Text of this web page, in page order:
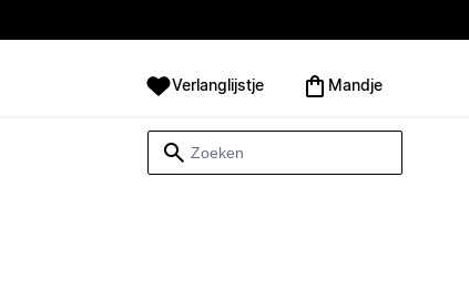
Verlanglijstje Mandje